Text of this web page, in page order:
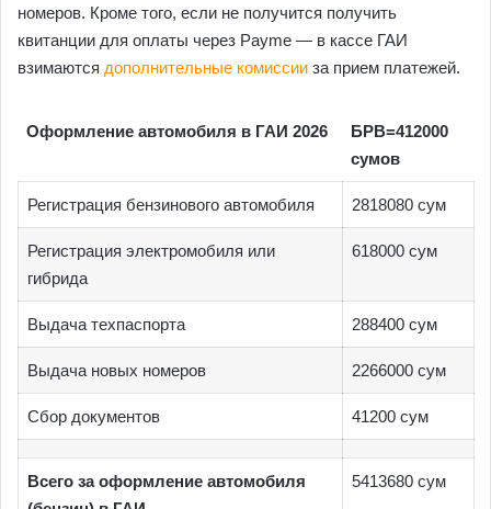
номеров. Кроме того, если не получится получить
квитанции для оплаты через Payme — в кассе ГАИ
взимаются дополнительные комиссии за прием платежей.
Оформление автомобиля в ГАИ 2026
БРВ=412000
сумов
Регистрация бензинового автомобиля 2818080 сум
Регистрация электромобиля или
гибрида
618000 сум
Выдача техпаспорта 288400 сум
Выдача новых номеров 2266000 сум
Сбор документов 41200 сум
Всего за оформление автомобиля
5413680 сум